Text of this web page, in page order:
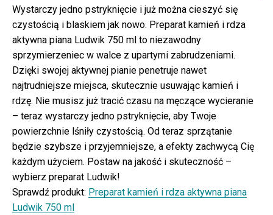
Wystarczy jedno pstryknięcie i już można cieszyć się
czystością i blaskiem jak nowo. Preparat kamień i rdza
aktywna piana Ludwik 750 ml to niezawodny
sprzymierzeniec w walce z upartymi zabrudzeniami.
Dzięki swojej aktywnej pianie penetruje nawet
najtrudniejsze miejsca, skutecznie usuwając kamień i
rdzę. Nie musisz już tracić czasu na męczące wycieranie
– teraz wystarczy jedno pstryknięcie, aby Twoje
powierzchnie lśniły czystością. Od teraz sprzątanie
będzie szybsze i przyjemniejsze, a efekty zachwycą Cię
każdym użyciem. Postaw na jakość i skuteczność –
wybierz preparat Ludwik!
Sprawdź produkt: Preparat kamień i rdza aktywna piana
Ludwik 750 ml